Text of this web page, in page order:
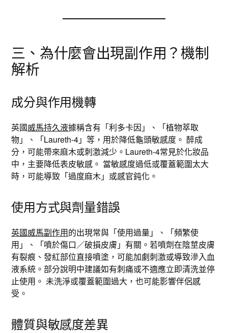
三、為什麼會出現副作用？機制
解析
成分與作用機轉
英國威馬持久液據稱含有「利多卡因」、「植物萃取
物」、「Laureth-4」等，用於降低龜頭敏感度。 醉成
分，可能帶來麻木或刺激減少。Laureth-4常見於化妝品
中，主要降低表皮敏感。 當敏感度過低或覆蓋範圍太大
時，可能導致「過度麻木」或感官鈍化。
使用方式與劑量錯誤
英國威馬副作用的出現常與「使用過量」、「頻繁使
用」、「噴於傷口／破損皮膚」有關。若噴劑在陰莖皮膚
有裂痕、發紅部位直接噴塗，可能加劇刺激或導致滲入血
液系統。部分說明中建議如有刺痛或不適應立即清洗並停
止使用。 未洗淨或覆蓋範圍過大，也可能影響伴侶感
受。
體質與敏感度差異